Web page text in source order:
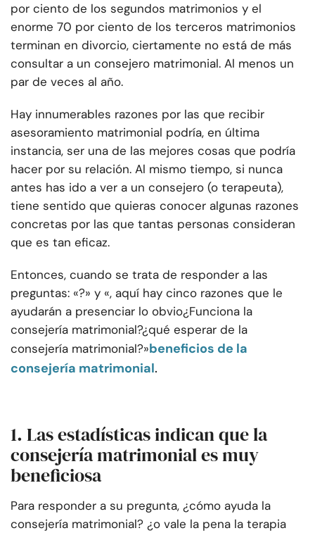
por ciento de los segundos matrimonios y el
enorme 70 por ciento de los terceros matrimonios
terminan en divorcio, ciertamente no está de más
consultar a un consejero matrimonial. Al menos un
par de veces al año.
Hay innumerables razones por las que recibir
asesoramiento matrimonial podría, en última
instancia, ser una de las mejores cosas que podría
hacer por su relación. Al mismo tiempo, si nunca
antes has ido a ver a un consejero (o terapeuta),
tiene sentido que quieras conocer algunas razones
concretas por las que tantas personas consideran
que es tan eficaz.
Entonces, cuando se trata de responder a las
preguntas: «?» y «, aquí hay cinco razones que le
ayudarán a presenciar lo obvio¿Funciona la
consejería matrimonial?¿qué esperar de la
consejería matrimonial?»beneficios de la
consejería matrimonial.
1. Las estadísticas indican que la
consejería matrimonial es muy
beneficiosa
Para responder a su pregunta, ¿cómo ayuda la
consejería matrimonial? ¿o vale la pena la terapia